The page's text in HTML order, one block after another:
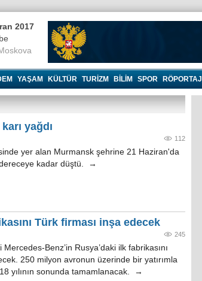
2017
YAŞAM KÜLTÜR TURIZM BILIM SPOR RÖPORTAJ
yağdı
112
yer alan Murmansk şehrine 21 Haziran'da
dereceye kadar düştü. →
Türk firması inşa edecek
245
Benz’in Rusya’daki ilk fabrikasını
250 milyon avronun üzerinde bir yatırımla
yılının sonunda tamamlanacak. →